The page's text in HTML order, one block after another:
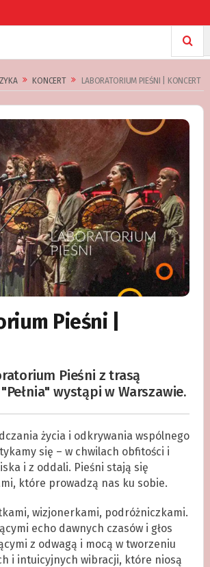
KONCERT LABORATORIUM PIEŚNI | KONCERT
Pieśni |
Pieśni z trasą
wystąpi w Warszawie.
życia i odkrywania wspólnego
się – w chwilach obfitości i
i z oddali. Pieśni stają się
które prowadzą nas ku sobie.
wizjonerkami, podróżniczkami.
echo dawnych czasów i głos
z odwagą i mocą w tworzeniu
i intuicyjnych wibracji, które niosą